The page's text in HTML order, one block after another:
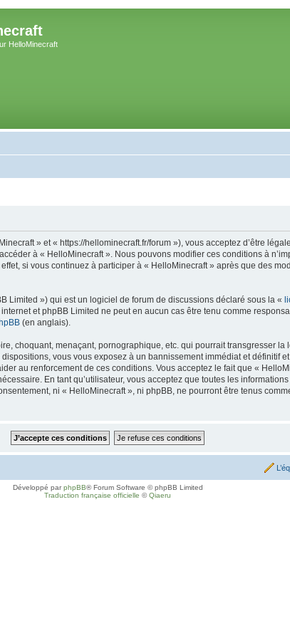
HelloMinecraft
» et « https://hellominecraft.fr/forum »), vous acceptez d’être
à « HelloMinecraft ». Nous pouvons modifier ces conditions à
si vous continuez à participer à « HelloMinecraft » après que des
Limited ») qui est un logiciel de forum de discussions déclaré sous la «
et phpBB Limited ne peut en aucun cas être tenu comme
(en anglais).
choquant, menaçant, pornographique, etc. qui pourrait transgresser
vous vous exposez à un bannissement immédiat et définitif
au renforcement de ces conditions. Vous acceptez le fait que «
En tant qu’utilisateur, vous acceptez que toutes les
ni « HelloMinecraft », ni phpBB, ne pourront être tenus
Développé parphpBB® Forum Software © phpBB Limited
Traduction française officielle ©Qiaeru